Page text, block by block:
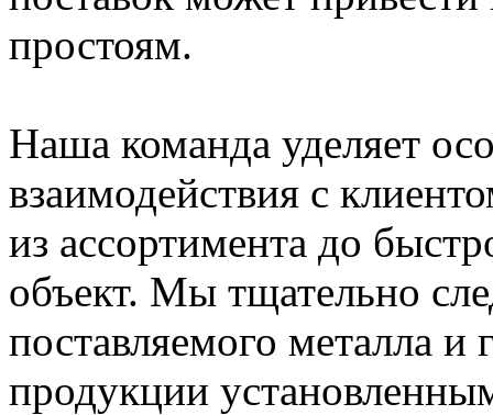
простоям.
Наша команда уделяет
взаимодействия с
из ассортимента до
объект. Мы тщательно
поставляемого металла и
продукции